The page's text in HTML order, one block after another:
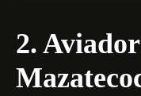
2.